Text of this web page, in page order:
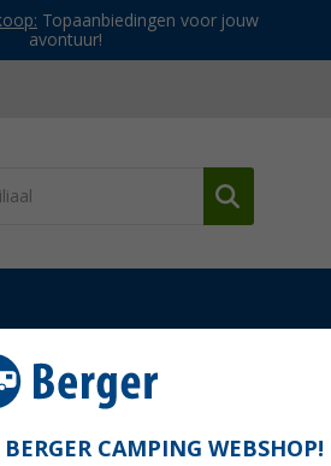
Topaanbiedingen voor jouw
avontuur!
beschermhoezen & tassen Enders
CAMPING WEBSHOP!